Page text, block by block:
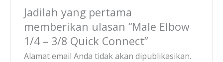
Jadilah yang pertama
memberikan ulasan “Male Elbow
1/4 – 3/8 Quick Connect”
Alamat email Anda tidak akan dipublikasikan.